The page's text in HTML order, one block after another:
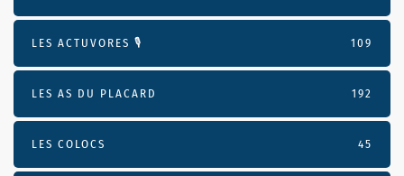
LES ACTUVORES 🎙 109
LES AS DU PLACARD 192
LES COLOCS 45